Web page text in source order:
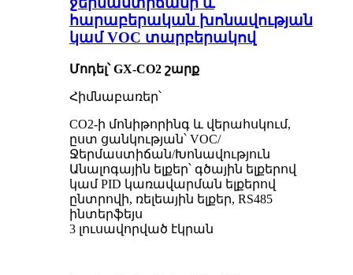
հարաբերական խոնավության
կամ VOC տարբերակով
Մոդել՝ GX-CO2 շարք
Հիմնաբառեր՝
CO2-ի մոնիթորինգ և վերահսկում,
ըստ ցանկության՝ VOC/
Ջերմաստիճան/Խոնավություն
Անալոգային ելքեր՝ գծային ելքերով
կամ PID կառավարման ելքերով
ընտրովի, ռելեային ելքեր, RS485
ինտերֆեյս
3 լուսավորված էկրան